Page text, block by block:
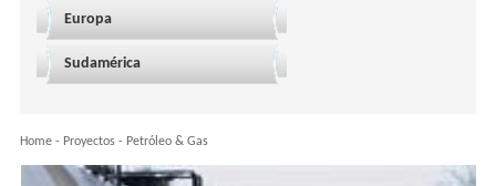
Europa
Sudamérica
Home- Proyectos- Petróleo & Gas